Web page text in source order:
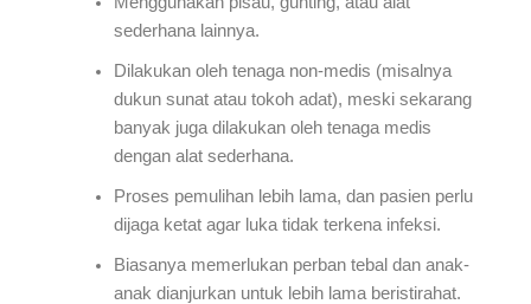
sederhana lainnya.
Dilakukan oleh tenaga non-medis (misalnya
dukun sunat atau tokoh adat), meski sekarang
banyak juga dilakukan oleh tenaga medis
dengan alat sederhana.
Proses pemulihan lebih lama, dan pasien perlu
dijaga ketat agar luka tidak terkena infeksi.
Biasanya memerlukan perban tebal dan anak-
anak dianjurkan untuk lebih lama beristirahat.